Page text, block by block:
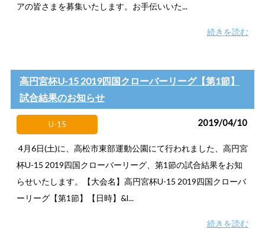
アの皆さまを募集いたします。お手伝いいた...
続きを読む
高円宮杯U-15 2019四国クローバーリーグ【第1節】
試合結果のお知らせ
U-15 2019/04/10
4月6日(土)に、高松市東部運動公園にて行われました、高円宮
杯U-15 2019四国クローバーリーグ、第1節の試合結果をお知
らせいたします。【大会名】高円宮杯U-15 2019四国クローバ
ーリーグ【第1節】【日時】&l...
続きを読む